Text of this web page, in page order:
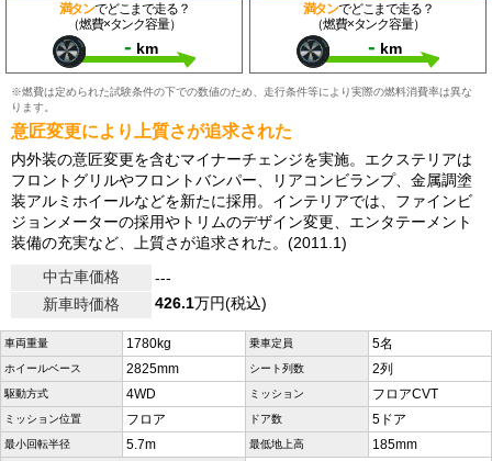
満タンでどこまで走る？
（燃費×タンク容量）
- km
満タンでどこまで走る？
（燃費×タンク容量）
- km
※燃費は定められた試験条件の下での数値のため、走行条件等により実際の燃料消費率は異な
ります。
意匠変更により上質さが追求された
内外装の意匠変更を含むマイナーチェンジを実施。エクステリアは
フロントグリルやフロントバンパー、リアコンビランプ、金属調塗
装アルミホイールなどを新たに採用。インテリアでは、ファインビ
ジョンメーターの採用やトリムのデザイン変更、エンタテーメント
装備の充実など、上質さが追求された。(2011.1)
中古車価格
---
新車時価格
426.1万円(税込)
車両重量 1780kg 乗車定員 5名
ホイールベース 2825mm シート列数 2列
駆動方式 4WD ミッション フロアCVT
ミッション位置 フロア ドア数 5ドア
最小回転半径 5.7m 最低地上高 185mm